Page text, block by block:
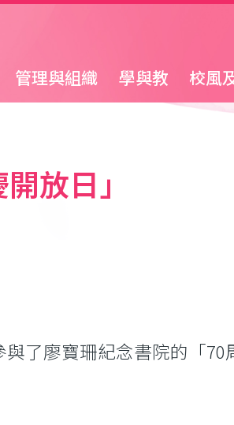
管理與組織 學與教 校風
放日」
了廖寶珊紀念書院的「